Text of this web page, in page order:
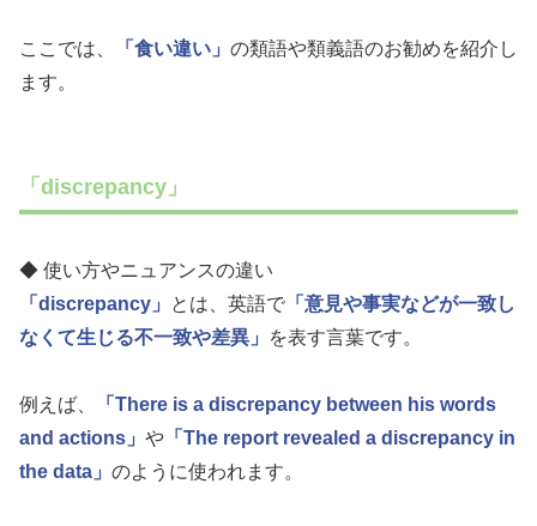
ここでは、 「食い違い」 の類語や類義語のお勧めを紹介し
ます。
「discrepancy」
◆ 使い方やニュアンスの違い
「discrepancy」
とは、英語で 「意見や事実などが一致し
なくて生じる不一致や差異」
を表す言葉です。
例えば、
「There is a discrepancy between his words
and actions」 や 「The report revealed a discrepancy in
the data」 のように使われます。